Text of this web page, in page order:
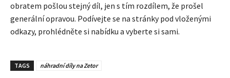
obratem pošlou stejný díl, jen s tím rozdílem, že prošel
generální opravou. Podívejte se na stránky pod vloženými
odkazy, prohlédněte si nabídku a vyberte si sami.
TAGS náhradní díly na Zetor